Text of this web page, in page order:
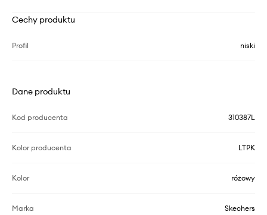
Cechy produktu
Profil niski
Dane produktu
Kod producenta 310387L
Kolor producenta LTPK
Kolor różowy
Marka Skechers